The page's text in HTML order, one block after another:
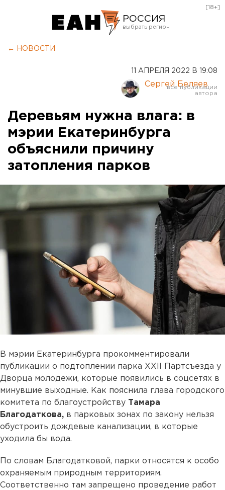
РОССИЯ
Курган
Оренбург
[18+]
← НОВОСТИ
11 АПРЕЛЯ 2022 В 19:08
Сергей Беляев
Деревьям нужна влага: в
мэрии Екатеринбурга
объяснили причину
затопления парков
В мэрии Екатеринбурга прокомментировали
публикации о подтоплении парка XXII Партсъезда у
Дворца молодежи, которые появились в соцсетях в
минувшие выходные. Как пояснила глава городского
комитета по благоустройству Тамара
Благодаткова, в парковых зонах по закону нельзя
обустроить дождевые канализации, в которые
уходила бы вода.
По словам Благодатковой, парки относятся к особо
охраняемым природным территориям.
Соответственно там запрещено проведение работ